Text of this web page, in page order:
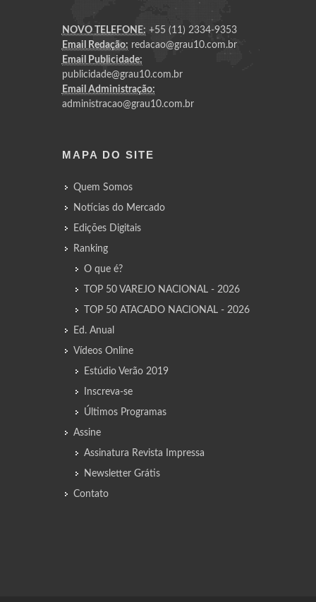
NOVO TELEFONE: +55 (11) 2334-9353
Email Redação: redacao@grau10.com.br
Email Publicidade:
publicidade@grau10.com.br
Email Administração:
administracao@grau10.com.br
MAPA DO SITE
Quem Somos
Notícias do Mercado
Edições Digitais
Ranking
O que é?
TOP 50 VAREJO NACIONAL - 2026
TOP 50 ATACADO NACIONAL - 2026
Ed. Anual
Vídeos Online
Estúdio Verão 2019
Inscreva-se
Últimos Programas
Assine
Assinatura Revista Impressa
Newsletter Grátis
Contato